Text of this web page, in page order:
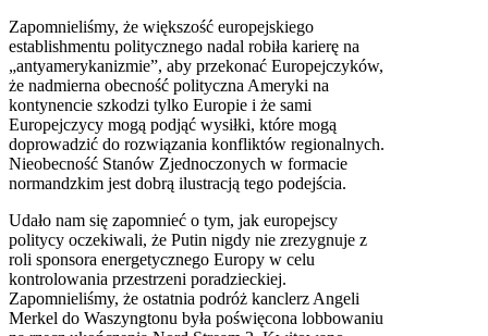
Zapomnieliśmy, że większość europejskiego
establishmentu politycznego nadal robiła karierę na
„antyamerykanizmie”, aby przekonać Europejczyków,
że nadmierna obecność polityczna Ameryki na
kontynencie szkodzi tylko Europie i że sami
Europejczycy mogą podjąć wysiłki, które mogą
doprowadzić do rozwiązania konfliktów regionalnych.
Nieobecność Stanów Zjednoczonych w formacie
normandzkim jest dobrą ilustracją tego podejścia.
Udało nam się zapomnieć o tym, jak europejscy
politycy oczekiwali, że Putin nigdy nie zrezygnuje z
roli sponsora energetycznego Europy w celu
kontrolowania przestrzeni poradzieckiej.
Zapomnieliśmy, że ostatnia podróż kanclerz Angeli
Merkel do Waszyngtonu była poświęcona lobbowaniu